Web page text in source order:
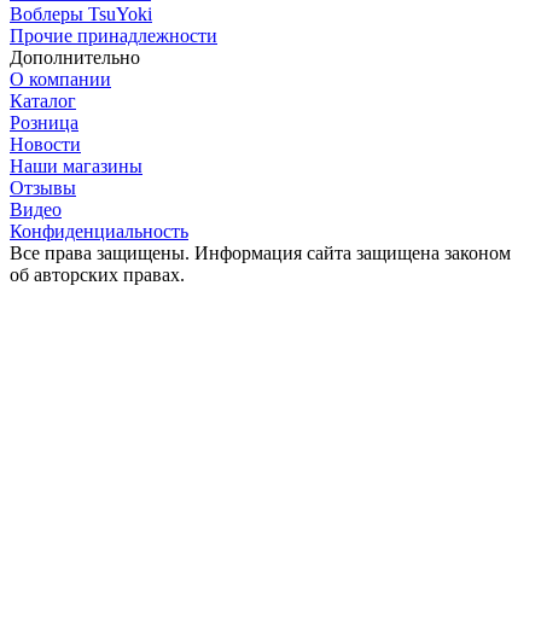
Воблеры TsuYoki
Прочие принадлежности
Дополнительно
О компании
Каталог
Розница
Новости
Наши магазины
Отзывы
Видео
Конфиденциальность
Все права защищены. Информация сайта защищена законом
об авторских правах.